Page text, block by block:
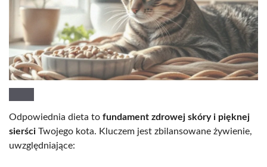
Odpowiednia dieta to fundament zdrowej skóry i pięknej
sierści Twojego kota. Kluczem jest zbilansowane żywienie,
uwzględniające: